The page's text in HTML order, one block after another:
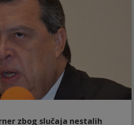
zbog slučaja nestalih